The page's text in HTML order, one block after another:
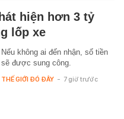
hiện hơn 3 tỷ
lốp xe
Nếu không ai đến nhận, số tiền
sẽ được sung công.
THẾ GIỚI ĐÓ ĐÂY - 7 giờ trước